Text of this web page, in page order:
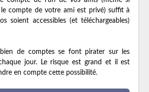
compte de votre ami est privé) suffit à
soient accessibles (et téléchargeables)
de comptes se font pirater sur les
jour. Le risque est grand et il est
en compte cette possibilité.